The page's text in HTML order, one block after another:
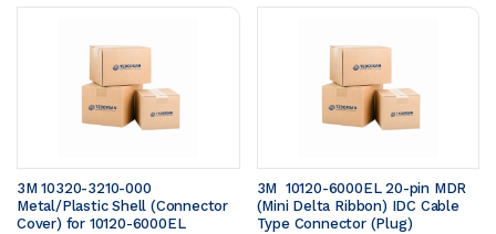
3M 10320-3210-000
Metal/Plastic Shell (Connector
Cover) for 10120-6000EL
3M  10120-6000EL 20-pin MDR
(Mini Delta Ribbon) IDC Cable
Type Connector (Plug)